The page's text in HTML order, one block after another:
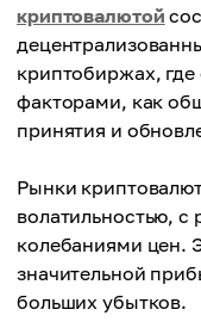
криптовалютой
криптобиржах, где
факторами, как
принятия и
Рынки
волатильностью,
колебаниями цен.
значительной
больших убытков.